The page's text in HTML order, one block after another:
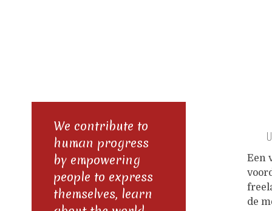
We contribute to
human progress
by empowering
people to express
themselves, learn
Een
de